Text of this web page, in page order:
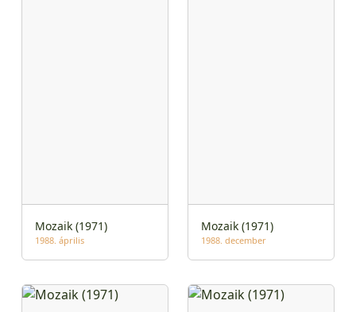
Mozaik (1971)
1988. április
Mozaik (1971)
1988. december